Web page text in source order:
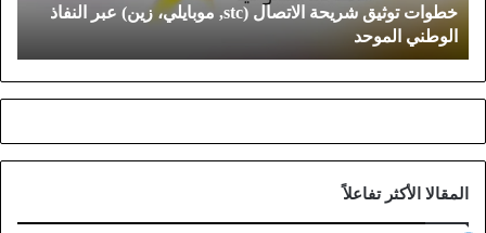
ش
ر
ل
ا
خطوات توثيق شريحة الاتصال (stc, موبايلي، زين) عبر النفاذ
الوطني الموحد
المقالا الأكثر تفاعلاً